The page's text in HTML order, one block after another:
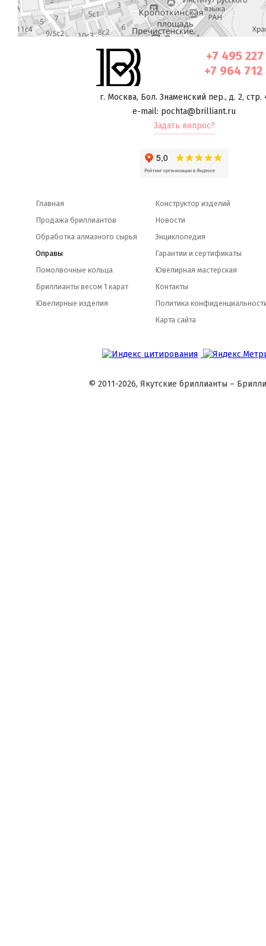
+7 495
+7 964
г. Москва, Бол. Знаменский пер., д. 2, стр.
e-mail: pochta@brilliant.ru
Задать вопрос?
Главная
Продажа бриллиантов
Обработка алмазного сырья
Оправы
Помолвочные кольца
Бриллианты весом 1 карат
Ювелирные изделия
Конструктор изделий
Новости
Энциклопедия
Гарантии и сертификаты
Ювелирная мастерская
Контакты
Политика
Карта сайта
© 2011-2026, Якутские бриллианты –